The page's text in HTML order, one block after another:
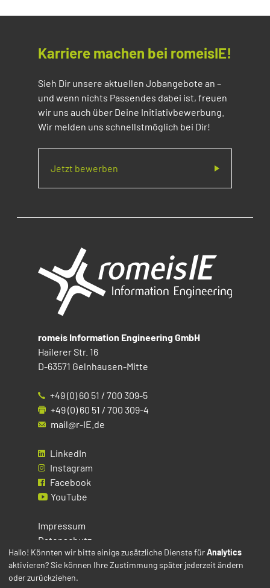
Karriere machen bei romeisIE!
Sieh Dir unsere aktuellen Jobangebote an –
und wenn nichts Passendes dabei ist, freuen
wir uns auch über Deine Initiativbewerbung.
Wir melden uns schnellstmöglich bei Dir!
Jetzt bewerben
romeis Information Engineering GmbH
Hailerer Str. 16
D-63571 Gelnhausen-Mitte
+49 (0) 60 51 / 700 309-5
+49 (0) 60 51 / 700 309-4
mail@r-IE.de
LinkedIn
Instagram
Facebook
YouTube
Impressum
Datenschutz
Cookies
Hallo! Könnten wir bitte einige zusätzliche Dienste fürAnalytics
aktivieren? Sie können Ihre Zustimmung später jederzeit ändern
oder zurückziehen.